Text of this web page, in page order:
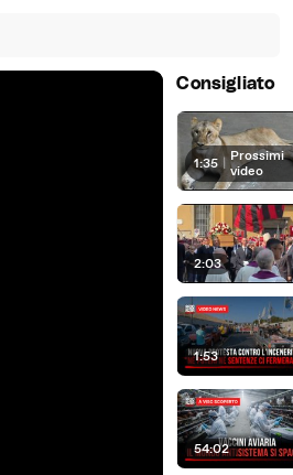
Consigliato
1:35 | Prossimi
video
2:03
1:53
54:02